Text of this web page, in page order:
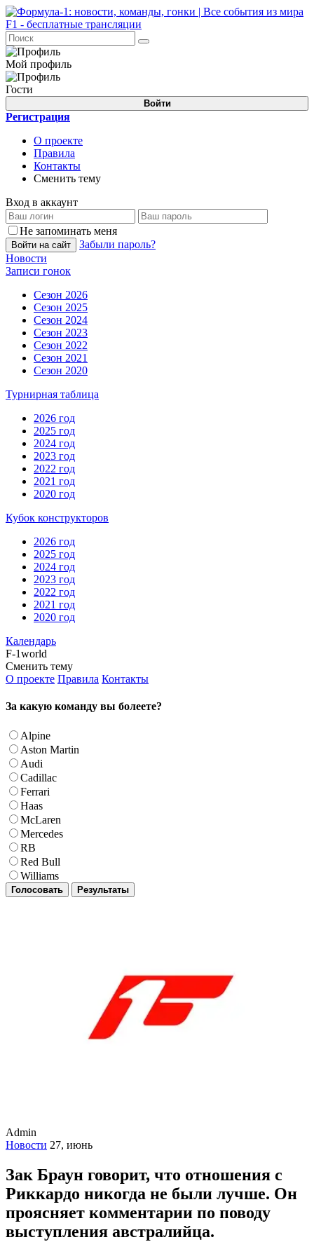
Мой профиль
Гости
Войти
Регистрация
О проекте
Правила
Контакты
Сменить тему
Вход в аккаунт
Не запоминать меня
Войти на сайт
Забыли пароль?
Новости
Записи гонок
Сезон 2026
Сезон 2025
Сезон 2024
Сезон 2023
Сезон 2022
Сезон 2021
Сезон 2020
Турнирная таблица
2026 год
2025 год
2024 год
2023 год
2022 год
2021 год
2020 год
Кубок конструкторов
2026 год
2025 год
2024 год
2023 год
2022 год
2021 год
2020 год
Календарь
F-1world
Сменить тему
О проекте Правила Контакты
За какую команду вы болеете?
Alpine
Aston Martin
Audi
Cadillac
Ferrari
Haas
McLaren
Mercedes
RB
Red Bull
Williams
Голосовать Результаты
Admin
Новости 27, июнь
Зак Браун говорит, что отношения с
Риккардо никогда не были лучше. Он
проясняет комментарии по поводу
выступления австралийца.